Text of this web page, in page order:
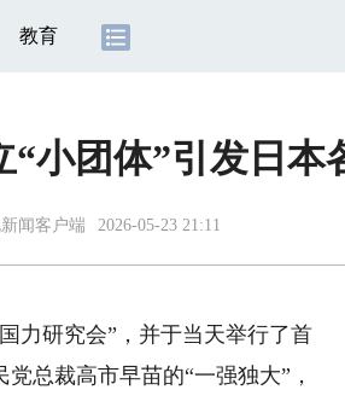
教育
“小团体”引发日本
闻客户端 2026-05-23 21:11
研究会”，并于当天举行了首
总裁高市早苗的“一强独大”，